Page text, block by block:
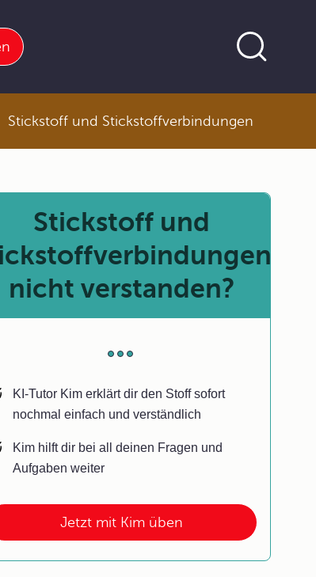
Stickstoff und Stickstoffverbindungen
Jetzt mit Kim üben
Stickstoff und
nicht verstanden?
KI-Tutor Kim erklärt dir den Stoff sofort
nochmal einfach und verständlich
Kim hilft dir bei all deinen Fragen und
Aufgaben weiter